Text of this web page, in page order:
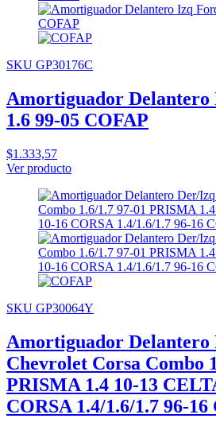
SKU GP30176C
Amortiguador Delantero
1.6 99-05 COFAP
$1.333,57
Ver producto
SKU GP30064Y
Amortiguador Delantero
Chevrolet Corsa Combo
PRISMA 1.4 10-13
CORSA 1.4/1.6/1.7 96-16